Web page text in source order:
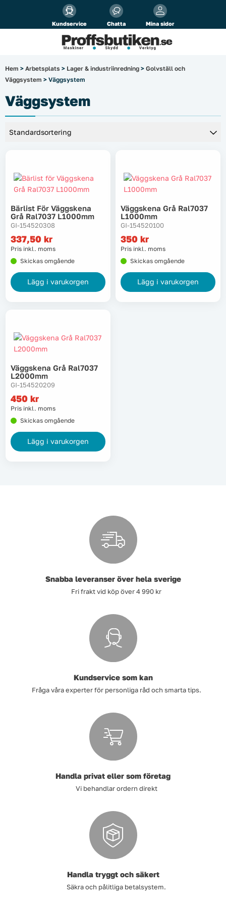
Kundservice Chatta Mina sidor
Alla priser visasinkl. moms!
Företag Privat
Arbetsplats
El & belysning
Fordonsbelysning & lastbilstillbehör
Garage & verkstad
Laserinstrument
Lyft, transport & materialhantering
Maskiner
Maskintillbehör & förbrukning
Oljor & kem
Skydd & kläder
Svets
Tryckluft
Trädgård & utemiljö
Värme, VVS & inomhusklimat
Hem > Arbetsplats > Lager & industriinredning > Golvställ och
Väggsystem > Väggsystem
Väggsystem
Bärlist För Väggskena
Grå Ral7037 L1000mm
GI-154520308
337,50 kr
Pris inkl. moms
Skickas omgående
Lägg i varukorgen
Väggskena Grå Ral7037
L1000mm
GI-154520100
350 kr
Pris inkl. moms
Skickas omgående
Lägg i varukorgen
Väggskena Grå Ral7037
L2000mm
GI-154520209
450 kr
Pris inkl. moms
Skickas omgående
Lägg i varukorgen
Snabba leveranser över hela sverige
Fri frakt vid köp över 4 990 kr
Kundservice som kan
Fråga våra experter för personliga råd och smarta tips.
Handla privat eller som företag
Vi behandlar ordern direkt
Handla tryggt och säkert
Säkra och pålitliga betalsystem.